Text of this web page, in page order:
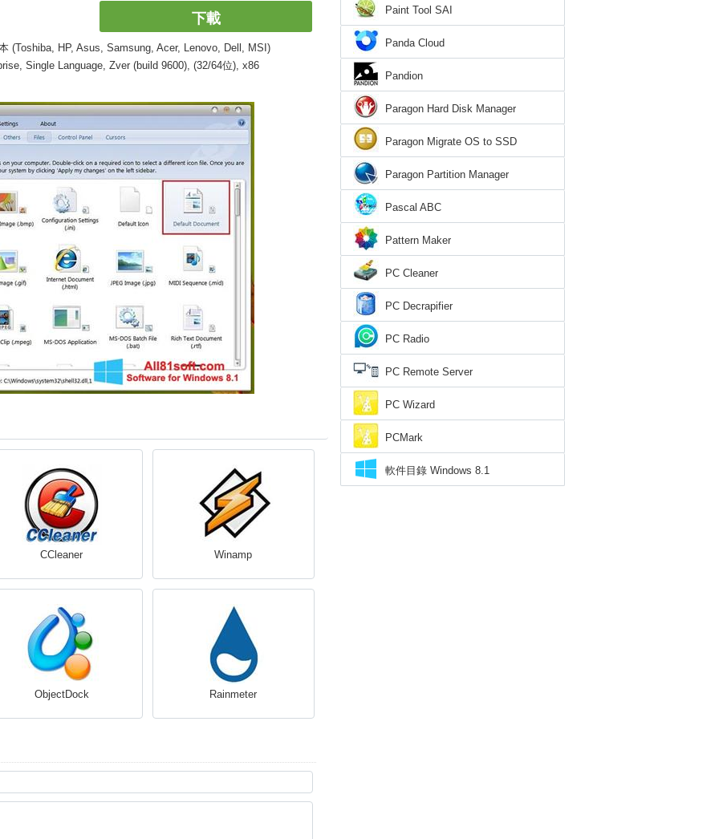
下載
(Toshiba, HP, Asus, Samsung, Acer, Lenovo, Dell, MSI)
Single Language, Zver (build 9600), (32/64位), x86
CCleaner Winamp
ObjectDock Rainmeter
Paint Tool SAI
Panda Cloud
Pandion
Paragon Hard Disk Manager
Paragon Migrate OS to SSD
Paragon Partition Manager
Pascal ABC
Pattern Maker
PC Cleaner
PC Decrapifier
PC Radio
PC Remote Server
PC Wizard
PCMark
軟件目錄 Windows 8.1